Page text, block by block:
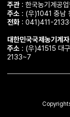
주관 : 한국농기계공
주소 : (우)1041 충남
전화 : 041)411-
대한민국국제농기계
주소 : (우)41515 대
2133~7